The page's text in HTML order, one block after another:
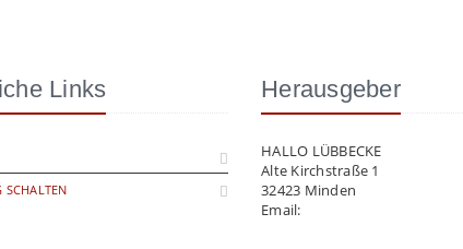
Links
SCHALTEN
Herausgeber
HALLO LÜBBECKE
Alte Kirchstraße 1
32423 Minden
Email: